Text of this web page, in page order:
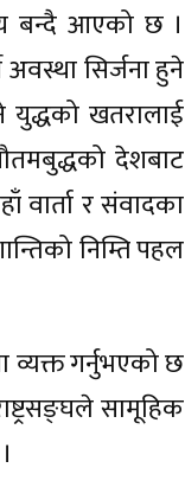
बन्दै आएको छ ।
सिर्जना हुने
खतरालाई
देशबाट
वार्ता र संवादका
निम्ति पहल
व्यक्त गर्नुभएको छ
सामूहिक